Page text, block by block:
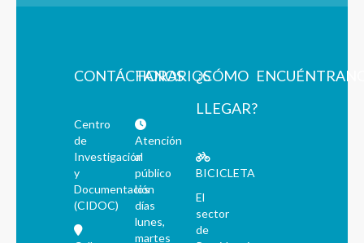
CONTÁCTANOS
Centro
de
Investigación
y
Documentación
(CIDOC)
HORARIOS
Atención
al
público
los
días
lunes,
martes
¿CÓMO
LLEGAR?
BICICLETA
El
sector
de